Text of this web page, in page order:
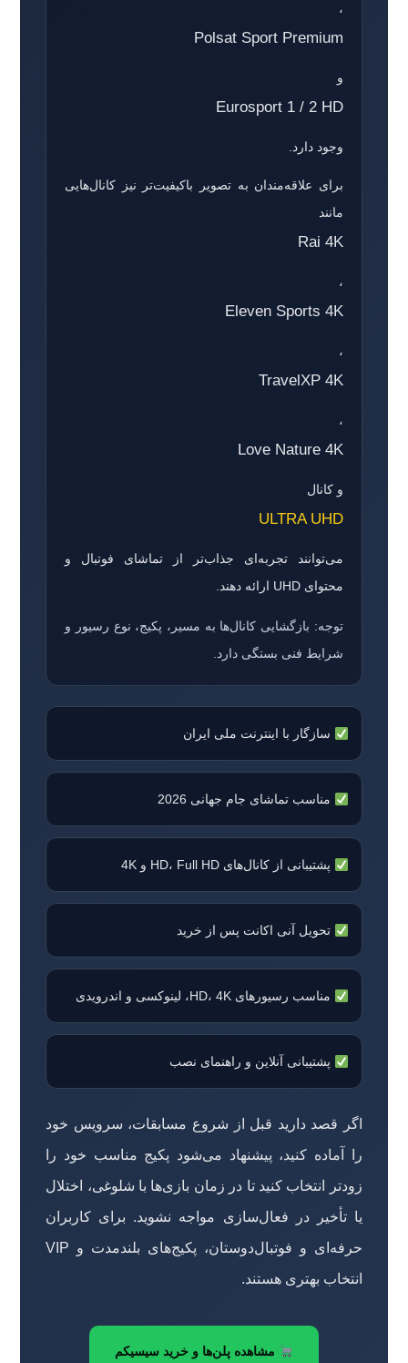
،
Polsat Sport Premium
و
Eurosport 1 / 2 HD
وجود دارد.
برای علاقه‌مندان به تصویر باکیفیت‌تر نیز کانال‌هایی
مانند
Rai 4K
،
Eleven Sports 4K
،
TravelXP 4K
،
Love Nature 4K
و کانال
ULTRA UHD
می‌توانند تجربه‌ای جذاب‌تر از تماشای فوتبال و
محتوای UHD ارائه دهند.
توجه: بازگشایی کانال‌ها به مسیر، پکیج، نوع رسیور و
شرایط فنی بستگی دارد.
سازگار با اینترنت ملی ایران
مناسب تماشای جام جهانی 2026
پشتیبانی از کانال‌های HD، Full HD و 4K
تحویل آنی اکانت پس از خرید
مناسب رسیورهای HD، 4K، لینوکسی و اندرویدی
پشتیبانی آنلاین و راهنمای نصب
اگر قصد دارید قبل از شروع مسابقات، سرویس خود
را آماده کنید، پیشنهاد می‌شود پکیج مناسب خود را
زودتر انتخاب کنید تا در زمان بازی‌ها با شلوغی، اختلال
یا تأخیر در فعال‌سازی مواجه نشوید. برای کاربران
حرفه‌ای و فوتبال‌دوستان، پکیج‌های بلندمدت و VIP
انتخاب بهتری هستند.
مشاهده پلن‌ها و خرید سیسیکم